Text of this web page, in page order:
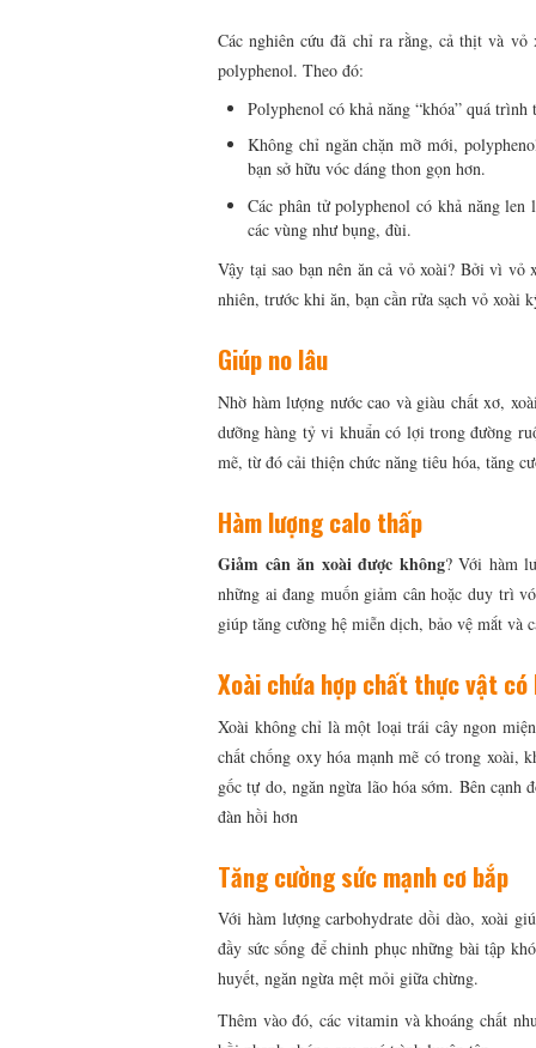
Các nghiên cứu đã chỉ ra rằng, cả thịt và
polyphenol. Theo đó:
Polyphenol có khả năng “khóa” quá
Không chỉ ngăn chặn mỡ mới,
bạn sở hữu vóc dáng thon gọn hơn.
Các phân tử polyphenol có khả năng
các vùng như bụng, đùi.
Vậy tại sao bạn nên ăn cả vỏ xoài? Bởi vì
nhiên, trước khi ăn, bạn cần rửa sạch vỏ xoài
Giúp no lâu
Nhờ hàm lượng nước cao và giàu chất xơ,
dưỡng hàng tỷ vi khuẩn có lợi trong đường
mẽ, từ đó cải thiện chức năng tiêu hóa, tăng
Hàm lượng calo thấp
Giảm cân ăn xoài được không? Với hàm
những ai đang muốn giảm cân hoặc duy trì
giúp tăng cường hệ miễn dịch, bảo vệ mắt và
Xoài chứa hợp chất thực vật có
Xoài không chỉ là một loại trái cây ngon
chất chống oxy hóa mạnh mẽ có trong xoài,
gốc tự do, ngăn ngừa lão hóa sớm. Bên cạnh
đàn hồi hơn
Tăng cường sức mạnh cơ bắp
Với hàm lượng carbohydrate dồi dào, xoài
đầy sức sống để chinh phục những bài tập
huyết, ngăn ngừa mệt mỏi giữa chừng.
Thêm vào đó, các vitamin và khoáng chất